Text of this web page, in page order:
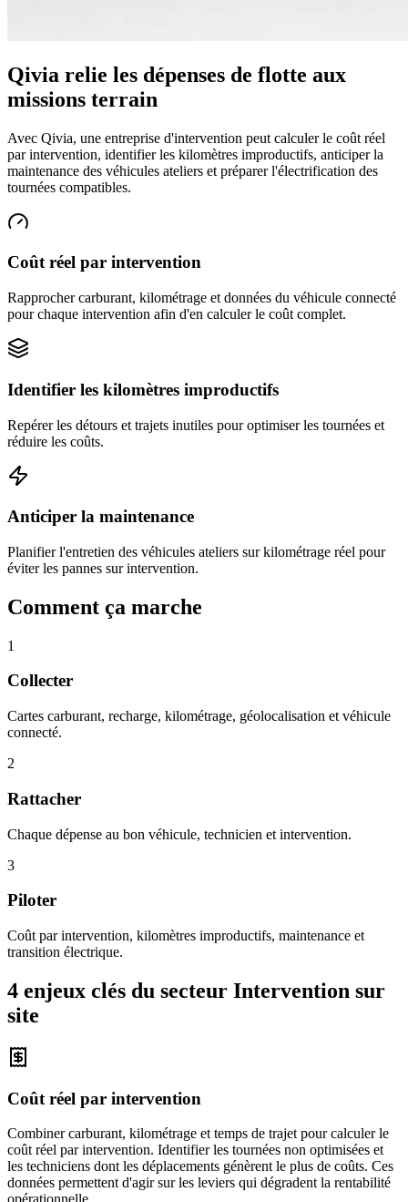
Qivia relie les dépenses de flotte aux
missions terrain
Avec Qivia, une entreprise d'intervention peut calculer le coût réel
par intervention, identifier les kilomètres improductifs, anticiper la
maintenance des véhicules ateliers et préparer l'électrification des
tournées compatibles.
Coût réel par intervention
Rapprocher carburant, kilométrage et données du véhicule connecté
pour chaque intervention afin d'en calculer le coût complet.
Identifier les kilomètres improductifs
Repérer les détours et trajets inutiles pour optimiser les tournées et
réduire les coûts.
Anticiper la maintenance
Planifier l'entretien des véhicules ateliers sur kilométrage réel pour
éviter les pannes sur intervention.
Comment ça marche
1
Collecter
Cartes carburant, recharge, kilométrage, géolocalisation et véhicule
connecté.
2
Rattacher
Chaque dépense au bon véhicule, technicien et intervention.
3
Piloter
Coût par intervention, kilomètres improductifs, maintenance et
transition électrique.
4 enjeux clés du secteur Intervention sur
site
Coût réel par intervention
Combiner carburant, kilométrage et temps de trajet pour calculer le
coût réel par intervention. Identifier les tournées non optimisées et
les techniciens dont les déplacements génèrent le plus de coûts. Ces
données permettent d'agir sur les leviers qui dégradent la rentabilité